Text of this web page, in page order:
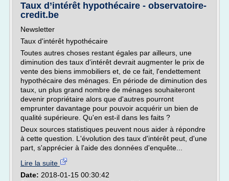
Taux d’intérêt hypothécaire - observatoire-
credit.be
Newsletter
Taux d'intérêt hypothécaire
Toutes autres choses restant égales par ailleurs, une
diminution des taux d'intérêt devrait augmenter le prix de
vente des biens immobiliers et, de ce fait, l'endettement
hypothécaire des ménages. En période de diminution des
taux, un plus grand nombre de ménages souhaiteront
devenir propriétaire alors que d'autres pourront
emprunter davantage pour pouvoir acquérir un bien de
qualité supérieure. Qu'en est-il dans les faits ?
Deux sources statistiques peuvent nous aider à répondre
à cette question. L'évolution des taux d'intérêt peut, d'une
part, s'apprécier à l'aide des données d'enquête...
Lire la suite
Date: 2018-01-15 00:30:42